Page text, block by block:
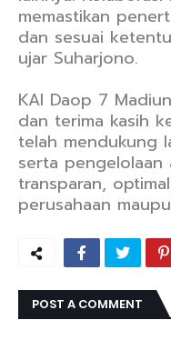
memastikan
dan sesuai
ujar Suharjono.
KAI Daop 7
dan terima kasih
telah mendukung
serta pengelolaan
transparan,
perusahaan
POST A COMMENT